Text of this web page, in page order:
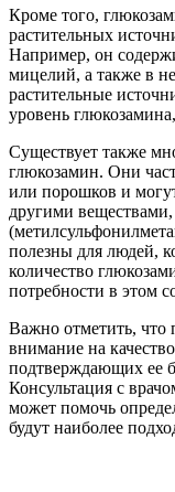
Кроме того,
растительных
Например, он
мицелий, а также в
растительные
уровень
Существует также
глюкозамин. Они
или порошков и
другими
полезны для людей,
количество
потребности в этом
Важно отметить, что
внимание на
подтверждающих ее
Консультация с
может помочь
будут наиболее